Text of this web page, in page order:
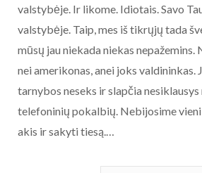
valstybėje. Ir likome. Idiotais. Savo
valstybėje. Taip, mes iš tikrųjų tada
mūsų jau niekada niekas nepažemins.
nei amerikonas, anei joks valdininkas.
tarnybos neseks ir slapčia nesiklausys
telefoninių pokalbių. Nebijosime
akis ir sakyti tiesą.…